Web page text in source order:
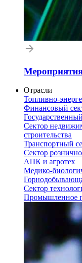
Отрасли
Топливно-
Финансовый
Сектор
строительства
Транспортный
Сектор
АПК и агротех
Медико-
Сектор
Промышленное